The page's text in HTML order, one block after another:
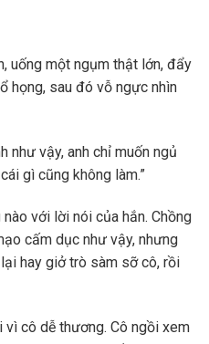
uống một ngụm thật lớn, đẩy
họng, sau đó vỗ ngực nhìn
như vậy, anh chỉ muốn ngủ
gì cũng không làm.”
với lời nói của hắn. Chồng
cấm dục như vậy, nhưng
hay giở trò sàm sỡ cô, rồi
cô dễ thương. Cô ngồi xem